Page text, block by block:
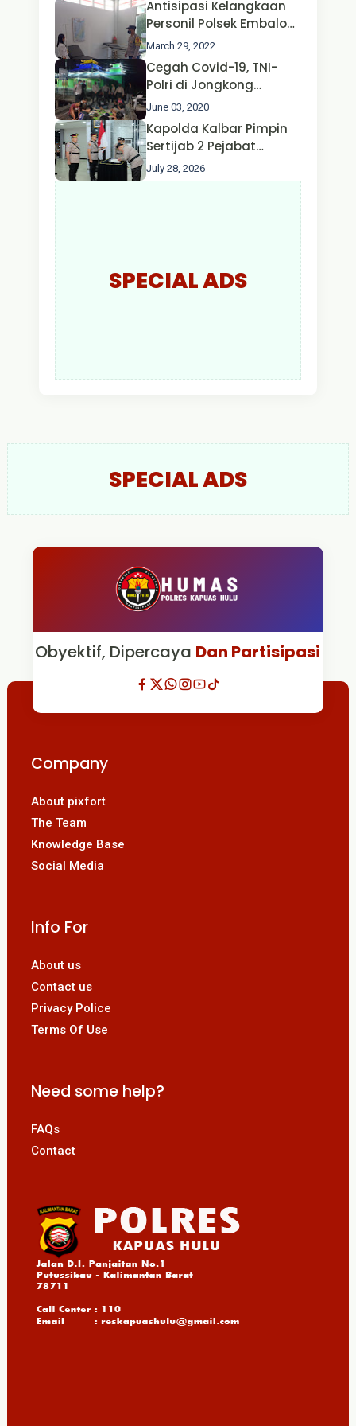
Nusa II Polda Kalbar*
Antisipasi Kelangkaan
Personil Polsek Embaloh
Hulu Gencar Lakukan
Pengecekan Oksigen
March 29, 2022
Cegah Covid-19, TNI-
Polri di Jongkong
Himbau Masyarakat
Jangan Kumpul Hinga
Larut Malam.
June 03, 2020
Kapolda Kalbar Pimpin
Sertijab 2 Pejabat
Utama dan 7 Kapolres,
AKBP Wisnu Perdana
July 28, 2026
SPECIAL ADS
SPECIAL ADS
Obyektif, Dipercaya Dan Partisipasi
Company
About pixfort
The Team
Knowledge Base
Social Media
Info For
About us
Contact us
Privacy Police
Terms Of Use
Need some help?
FAQs
Contact